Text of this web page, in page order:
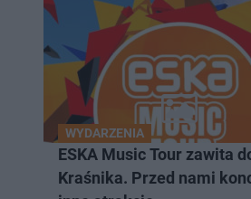
WYDARZENIA
ESKA Music Tour zawita
Kraśnika. Przed nami